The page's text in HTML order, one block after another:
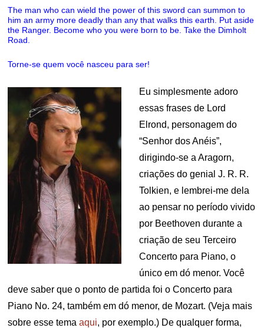
The man who can wield the power of this sword can summon to
him an army more deadly than any that walks this earth. Put aside
the Ranger. Become who you were born to be. Take the Dimholt
Road.
Torne-se quem você nasceu para ser!
Eu simplesmente adoro
essas frases de Lord
Elrond, personagem do
“Senhor dos Anéis”,
dirigindo-se a Aragorn,
criações do genial J. R. R.
Tolkien, e lembrei-me dela
ao pensar no período vivido
por Beethoven durante a
criação de seu Terceiro
Concerto para Piano, o
único em dó menor. Você
deve saber que o ponto de partida foi o Concerto para
Piano No. 24, também em dó menor, de Mozart. (Veja mais
sobre esse tema aqui, por exemplo.) De qualquer forma,